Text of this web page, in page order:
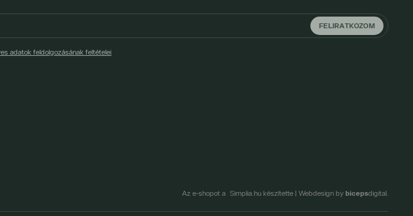
FELIRATKOZOM
adatok feldolgozásának feltételei
Az e-shopot a Simplia.hu készítette | Webdesign by bicepsdigital.